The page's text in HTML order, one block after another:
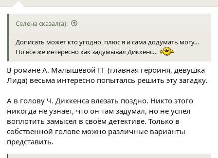
Селена сказал(а):
Дописать может кто угодно, плюс я и сама додумать могу…
Но всё же интересно как задумывал Диккенс…
В романе А. Малышевой ГГ (главная героиня, девушка
Лида) весьма интересно попыталсь решить эту загадку.
А в голову Ч. Диккенса влезать поздно. Никто этого
никогда не узнает, что он там задумал, но не успел
воплотить замысел в своём детективе. Только в
собственной голове можно различные варианты
представить.